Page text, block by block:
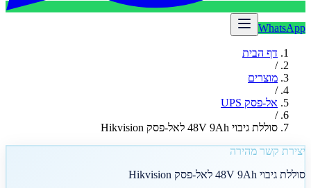
WhatsApp
דף הבית
/
מוצרים
/
אל-פסק UPS
/
סוללת גיבוי 48V 9Ah לאל-פסק Hikvision
יצירת קשר מהירה
סוללת גיבוי 48V 9Ah לאל-פסק Hikvision